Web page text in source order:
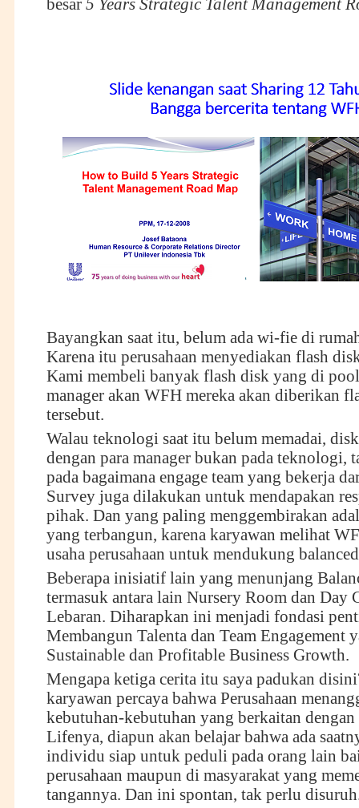
besar 5 Years Strategic Talent Management
Bayangkan saat itu, belum ada wi-fie di
Karena itu perusahaan menyediakan flash
Kami membeli banyak flash disk yang di
manager akan WFH mereka akan diberikan
tersebut.
Walau teknologi saat itu belum memadai,
dengan para manager bukan pada teknologi,
pada bagaimana engage team yang bekerja
Survey juga dilakukan untuk mendapakan
pihak. Dan yang paling menggembirakan
yang terbangun, karena karyawan melihat
usaha perusahaan untuk mendukung
Beberapa inisiatif lain yang menunjang
termasuk antara lain Nursery Room dan Day
Lebaran. Diharapkan ini menjadi fondasi
Membangun Talenta dan Team Engagement
Sustainable dan Profitable Business Growth.
Mengapa ketiga cerita itu saya padukan
karyawan percaya bahwa Perusahaan
kebutuhan-kebutuhan yang berkaitan dengan
Lifenya, diapun akan belajar bahwa ada
individu siap untuk peduli pada orang lain
perusahaan maupun di masyarakat yang
tangannya. Dan ini spontan, tak perlu